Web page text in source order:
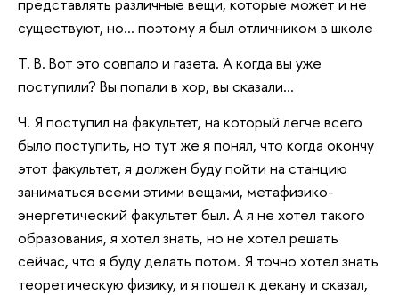
представлять различные вещи, которые может и не
существуют, но… поэтому я был отличником в школе
Т. В. Вот это совпало и газета. А когда вы уже
поступили? Вы попали в хор, вы сказали…
Ч. Я поступил на факультет, на который легче всего
было поступить, но тут же я понял, что когда окончу
этот факультет, я должен буду пойти на станцию
заниматься всеми этими вещами, метафизико-
энергетический факультет был. А я не хотел такого
образования, я хотел знать, но не хотел решать
сейчас, что я буду делать потом. Я точно хотел знать
теоретическую физику, и я пошел к декану и сказал,